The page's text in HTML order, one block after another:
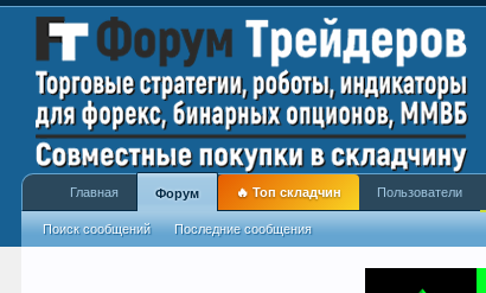
Главная Форум
Поиск сообщений Последние сообщения
🔥 Топ складчин Пользователи